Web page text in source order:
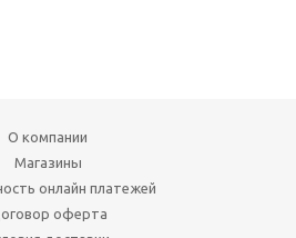
О компании
Магазины
онлайн платежей
оферта